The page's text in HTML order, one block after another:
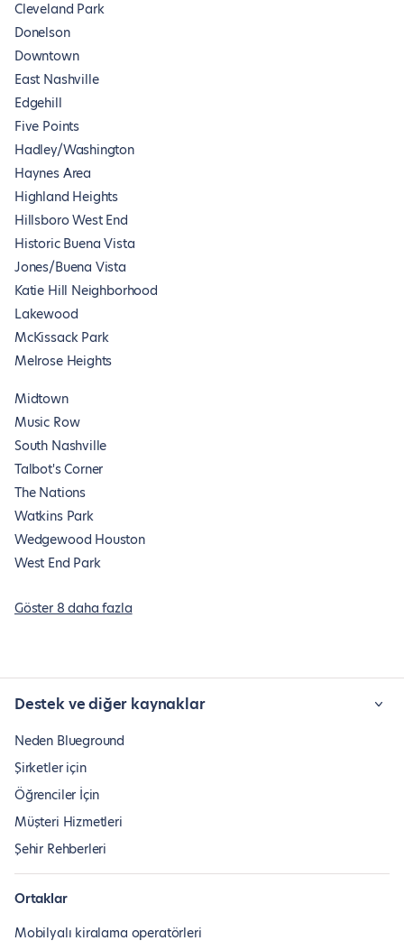
Cleveland Park
Donelson
Downtown
East Nashville
Edgehill
Five Points
Hadley/Washington
Haynes Area
Highland Heights
Hillsboro West End
Historic Buena Vista
Jones/Buena Vista
Katie Hill Neighborhood
Lakewood
McKissack Park
Melrose Heights
Midtown
Music Row
South Nashville
Talbot's Corner
The Nations
Watkins Park
Wedgewood Houston
West End Park
Göster 8 daha fazla
Destek ve diğer kaynaklar
Neden Blueground
Şirketler için
Öğrenciler İçin
Müşteri Hizmetleri
Şehir Rehberleri
Ortaklar
Mobilyalı kiralama operatörleri